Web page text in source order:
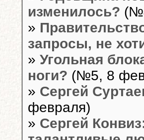
изменилось?
»
запросы, не
» Угольная
ноги? (№5, 8
» Сергей
февраля)
» Сергей